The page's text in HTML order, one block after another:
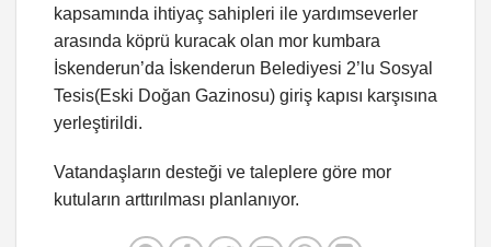
kapsamında ihtiyaç sahipleri ile yardımseverler
arasında köprü kuracak olan mor kumbara
İskenderun’da İskenderun Belediyesi 2’lu Sosyal
Tesis(Eski Doğan Gazinosu) giriş kapısı karşısına
yerleştirildi.
Vatandaşların desteği ve taleplere göre mor
kutuların arttırılması planlanıyor.